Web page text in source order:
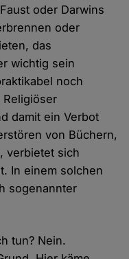
oder Darwins
oder
das
wichtig sein
noch
damit ein Verbot
von Büchern,
verbietet sich
In einem solchen
sogenannter
tun? Nein.